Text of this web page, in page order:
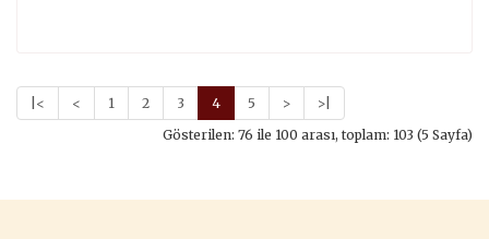
|< < 1 2 3 4 5 >
>|
Gösterilen: 76 ile 100 arası, toplam: 103 (5 Sayfa)